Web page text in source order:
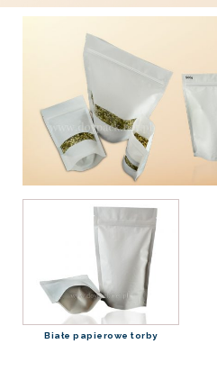
Białe papierowe torby